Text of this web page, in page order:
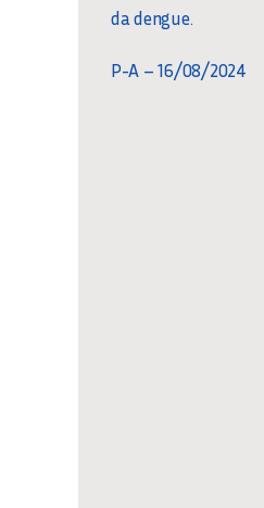
da dengue.
P-A – 16/08/2024